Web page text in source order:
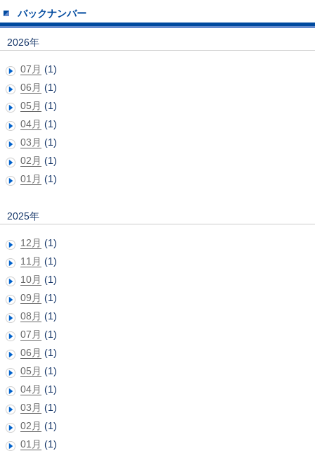
バックナンバー
2026年
07月 (1)
06月 (1)
05月 (1)
04月 (1)
03月 (1)
02月 (1)
01月 (1)
2025年
12月 (1)
11月 (1)
10月 (1)
09月 (1)
08月 (1)
07月 (1)
06月 (1)
05月 (1)
04月 (1)
03月 (1)
02月 (1)
01月 (1)